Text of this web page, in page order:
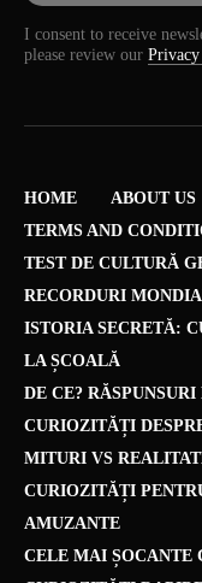
I consent to receive
please review our
HOME ABOUT US
TERMS AND
TEST DE CULTURĂ
RECORDURI
ISTORIA SECRETĂ:
LA ȘCOALĂ
DE CE?
CURIOZITĂȚI
MITURI VS
CURIOZITĂȚI
AMUZANTE
CELE MAI ȘOCANTE